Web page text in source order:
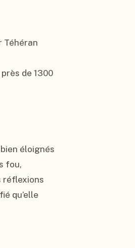
Téhéran
de 1300
éloignés
fou,
réflexions
qu’elle